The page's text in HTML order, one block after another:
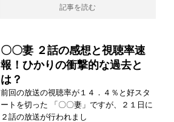
記事を読む
〇〇妻 ２話の感想と視聴率速
報！ひかりの衝撃的な過去と
は？
前回の放送の視聴率が１４．４％と好スタ
ートを切った 「〇〇妻」ですが、２１日に
２話の放送が行われまし